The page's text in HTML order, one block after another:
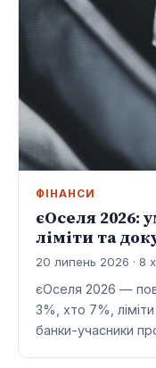
ФІНАНСИ
єОселя 2026:
ліміти та
20 липень 2026 · 8
єОселя 2026 —
3%, хто 7%,
банки-учасники